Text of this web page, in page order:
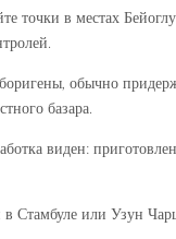
точки в местах
обычно
базара.
виден:
Стамбуле или Узун